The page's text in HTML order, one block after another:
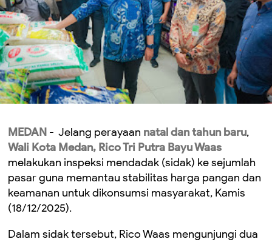
MEDAN - Jelang perayaan natal dan tahun baru,
Wali Kota Medan, Rico Tri Putra Bayu Waas
melakukan inspeksi mendadak (sidak) ke sejumlah
pasar guna memantau stabilitas harga pangan dan
keamanan untuk dikonsumsi masyarakat, Kamis
(18/12/2025).
Dalam sidak tersebut, Rico Waas mengunjungi dua